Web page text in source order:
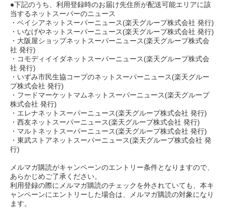
●下記のうち、利用登録時のお届け先住所が配送可能エリアに該
当するネットスーパーのニュース
・ベイシアネットスーパーニュース(楽天グループ株式会社 発行)
・いなげやネットスーパーニュース(楽天グループ株式会社 発行)
・大阪屋ショップネットスーパーニュース(楽天グループ株式会
社 発行)
・コモディイイダネットスーパーニュース(楽天グループ株式会
社 発行)
・いずみ市民生協コープのネットスーパーニュース(楽天グルー
プ株式会社 発行)
・フードマーケットマムネットスーパーニュース(楽天グループ
株式会社 発行)
・エレナネットスーパーニュース(楽天グループ株式会社 発行)
・西友ネットスーパーニュース(楽天グループ株式会社 発行)
・マルトネットスーパーニュース(楽天グループ株式会社 発行)
・東武ストアネットスーパーニュース(楽天グループ株式会社 発
行)
メルマガ購読がキャンペーンのエントリー条件となりますので、
あらかじめご了承ください。
利用登録の際にメルマガ購読のチェックを外されていても、本キ
ャンペーンにエントリーした場合は、メルマガ購読の対象になり
ます。